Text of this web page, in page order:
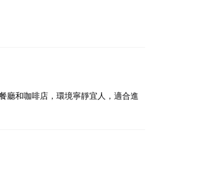
廳和咖啡店，環境寧靜宜人，適合進